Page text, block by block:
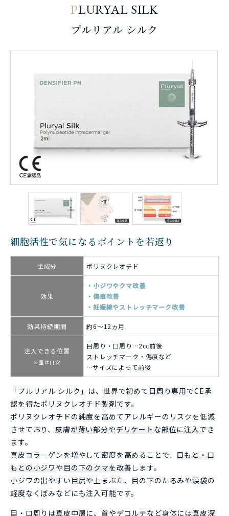
PLURYAL SILK
プルリアル シルク
細胞活性で気になるポイントを若返り
主成分 ポリヌクレオチド
効果
小ジワやクマ改善
傷痕改善
妊娠線やストレッチマーク改善
効果持続期間 約6～12ヵ月
注入できる位置
※量は目安
目周り・口周り…2cc前後
ストレッチマーク・傷痕など
…サイズによって前後
「プルリアル シルク」は、世界で初めて目周り専用でCE承
認を得たポリヌクレオチド製剤です。
ポリヌクレオチドの純度を高めてアレルギーのリスクを低減
させており、皮膚が薄い部分やデリケートな部位に注入でき
ます。
真皮コラーゲンを増やして密度を高めることで、 目もと・口
もとの小ジワや 目の下のクマを改善 します。
小ジワの出やすい目尻や上まぶた、目の下のたるみや涙袋の
軽度なくぼみなどにも注入可能です。
目・口周りは真皮中層に、首やデコルテなど身体には真皮深